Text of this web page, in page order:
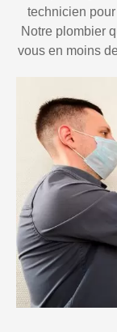
technicien
Notre plombier
vous en moins